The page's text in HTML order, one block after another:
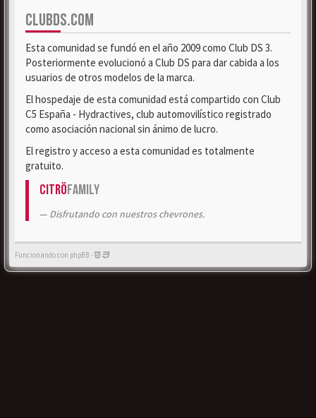
CLUBDS.COM
Esta comunidad se fundó en el año 2009 como Club DS 3.
Posteriormente evolucionó a Club DS para dar cabida a los
usuarios de otros modelos de la marca.
El hospedaje de esta comunidad está compartido con Club
C5 España - Hydractives, club automovilístico registrado
como asociación nacional sin ánimo de lucro.
El registro y acceso a esta comunidad es totalmente
gratuito.
CitröFamily
Disfrutando con nuestros chevrones.
Funcionando con phpBB -